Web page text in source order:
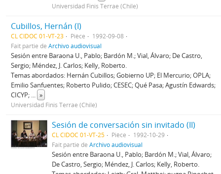
Universidad Finis Terrae (Chile)
Cubillos, Hernán (I)
CL CIDOC 01-VT-23 Pièce
1992-09-08
Fait partie de Archivo audiovisual
Sesión entre Baraona U., Pablo; Bardón M.; Vial, Álvaro; De Castro,
Sergio; Méndez, J. Carlos; Kelly, Roberto.
Temas abordados: Hernán Cubillos; Gobierno UP; El Mercurio; OPLA;
Emilio Sanfuentes; Roberto Pulido; CESEC; Qué Pasa; Agustín Edwards;
CICYP; ... »
Universidad Finis Terrae (Chile)
Sesión de conversación sin invitado (II)
CL CIDOC 01-VT-25 Pièce
1992-10-29
Fait partie deArchivo audiovisual
Sesión entre Baraona U., Pablo; Bardón M.; Vial, Álvaro;
De Castro, Sergio; Méndez, J. Carlos; Kelly, Roberto.